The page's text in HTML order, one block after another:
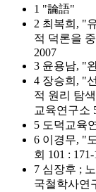
1 "論語"
2 최복희, "
적 덕론을
2007
3 윤용남, "
4 장승희, "
적 원리 탐
교육연구소
5 도덕교육
6 이경무, "
회 101 :
7 심장후 ;
국철학사연